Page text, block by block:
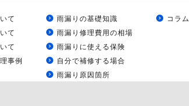
て
て
て
事例
雨漏りの基礎知識
雨漏り修理費用の相場
雨漏りに使える保険
自分で補修する場合
雨漏り原因箇所
コラム